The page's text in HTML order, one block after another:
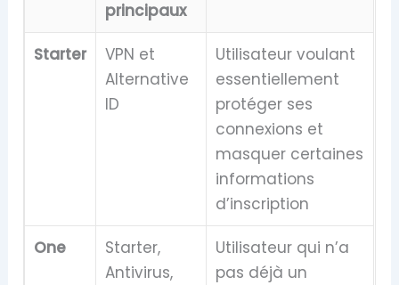
principaux
Starter
VPN et
Alternative
ID
Utilisateur voulant
essentiellement
protéger ses
connexions et
masquer certaines
informations
d’inscription
One
Starter,
Antivirus,
Utilisateur qui n’a
pas déjà un